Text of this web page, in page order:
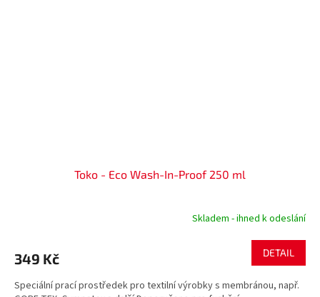
Toko - Eco Wash-In-Proof 250 ml
Skladem - ihned k odeslání
349 Kč DETAIL
Speciální prací prostředek pro textilní výrobky s membránou, např.